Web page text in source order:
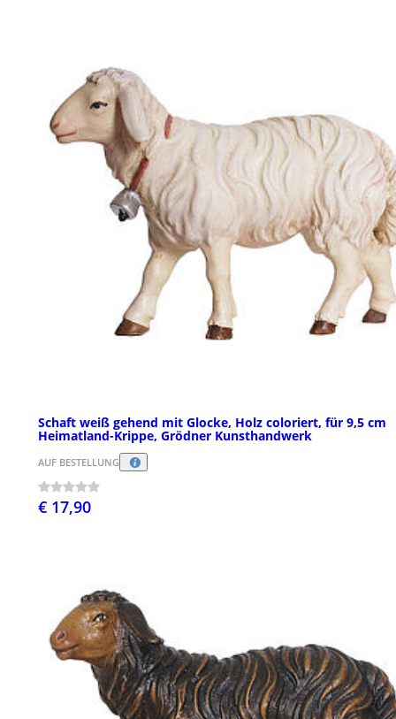
Schaft weiß gehend mit Glocke, Holz coloriert, für 9,5 cm
Heimatland-Krippe, Grödner Kunsthandwerk
AUF BESTELLUNG
€ 17,90